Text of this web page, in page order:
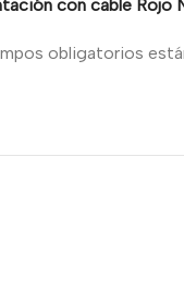
con cable Rojo
obligatorios